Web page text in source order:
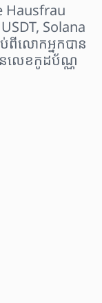
Solana
ប់ពីលោកអ្នកបាន
នលេខកូដប័ណ្ណ